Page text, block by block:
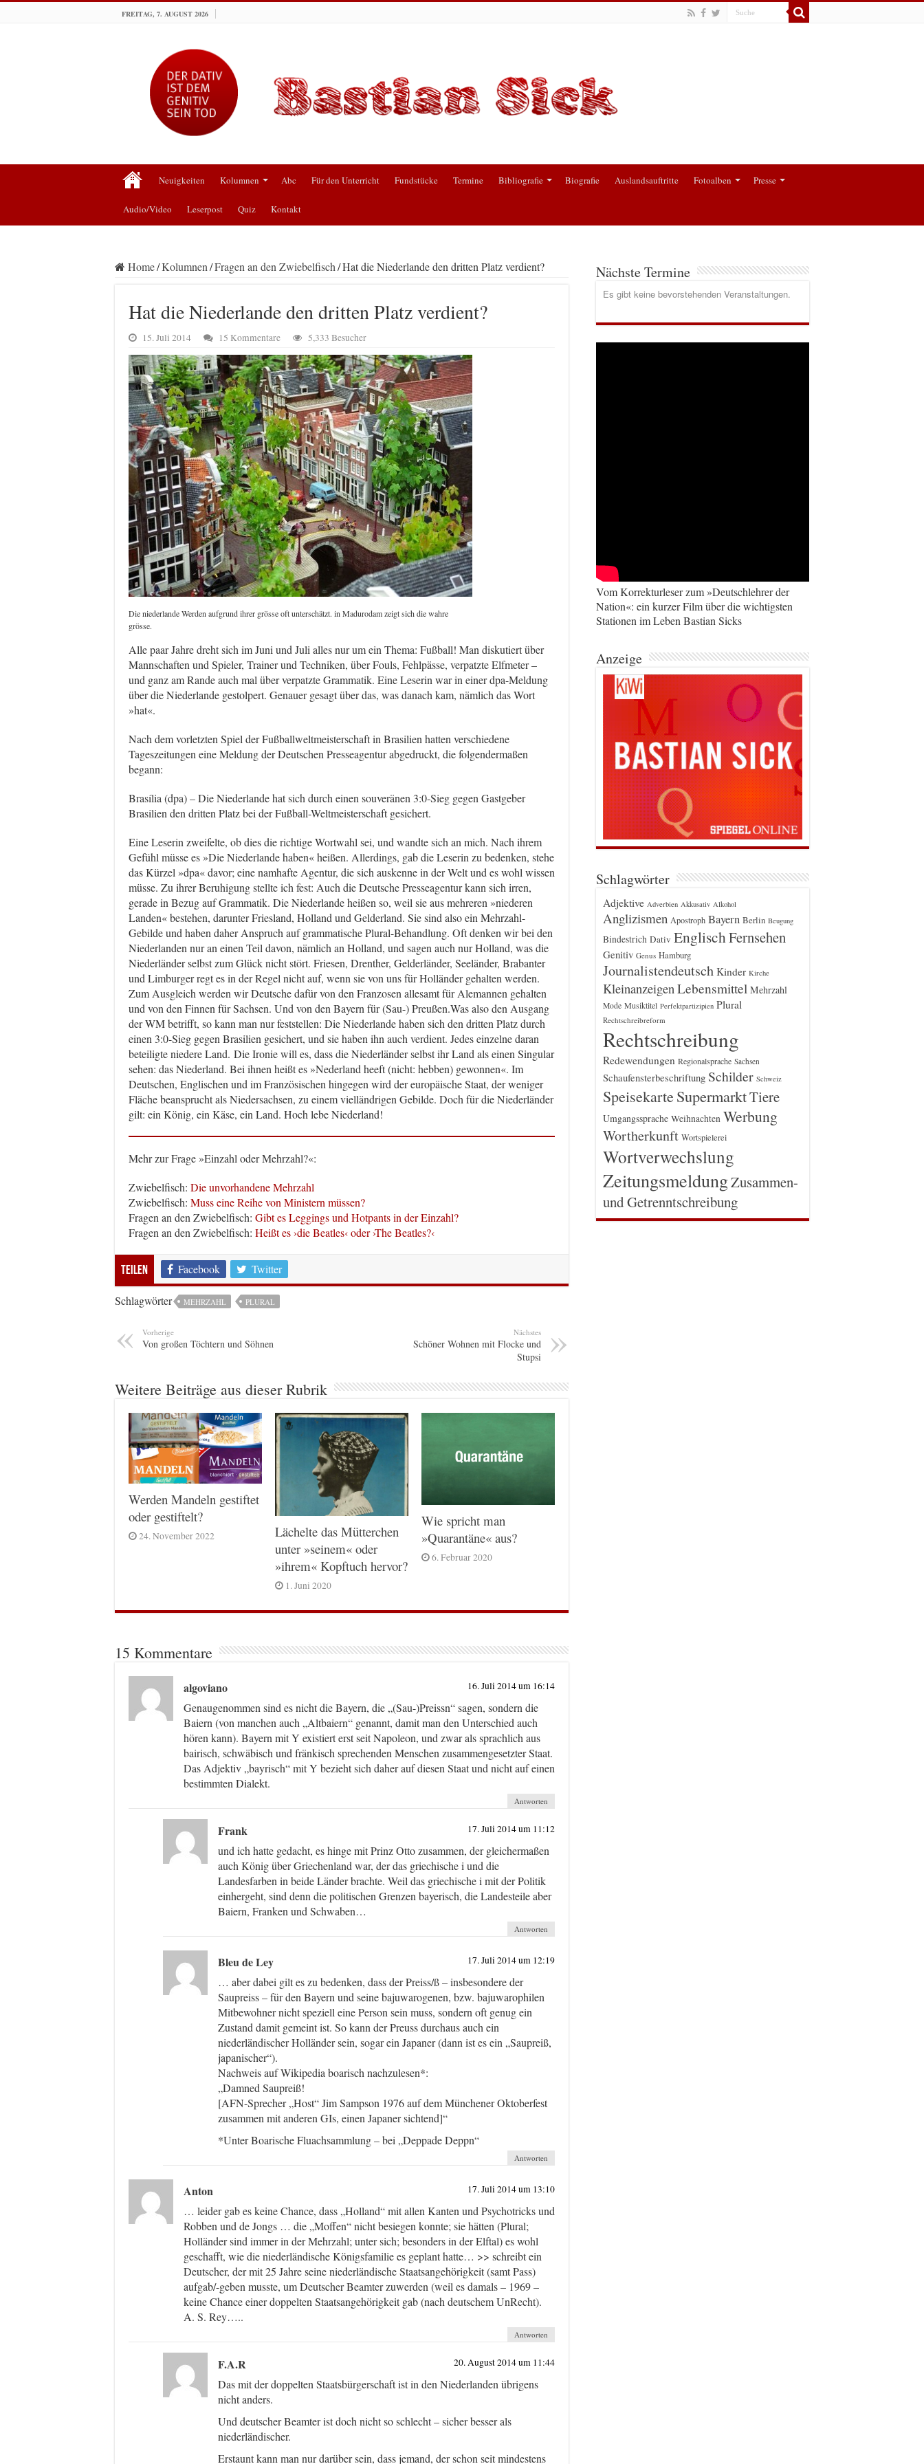
FREITAG, 7. AUGUST 2026
Neuigkeiten Kolumnen Abc Für den Unterricht Fundstücke Termine Bibliografie Biografie Auslandsauftritte Fotoalben Presse
Audio/Video Leserpost Quiz Kontakt
Home/Kolumnen/Fragen an den Zwiebelfisch/Hat die Niederlande den dritten Platz verdient?
Hat die Niederlande den dritten Platz verdient?
15. Juli 2014 15 Kommentare 5,333 Besucher
Die niederlande Werden aufgrund ihrer grösse oft unterschätzt. in Madurodam zeigt sich die wahre
grösse.
Alle paar Jahre dreht sich im Juni und Juli alles nur um ein Thema: Fußball! Man diskutiert über
Mannschaften und Spieler, Trainer und Techniken, über Fouls, Fehlpässe, verpatzte Elfmeter –
und ganz am Rande auch mal über verpatzte Grammatik. Eine Leserin war in einer dpa-Meldung
über die Niederlande gestolpert. Genauer gesagt über das, was danach kam, nämlich das Wort
»hat«.
Nach dem vorletzten Spiel der Fußballweltmeisterschaft in Brasilien hatten verschiedene
Tageszeitungen eine Meldung der Deutschen Presseagentur abgedruckt, die folgendermaßen
begann:
Brasília (dpa) – Die Niederlande hat sich durch einen souveränen 3:0-Sieg gegen Gastgeber
Brasilien den dritten Platz bei der Fußball-Weltmeisterschaft gesichert.
Eine Leserin zweifelte, ob dies die richtige Wortwahl sei, und wandte sich an mich. Nach ihrem
Gefühl müsse es »Die Niederlande haben« heißen. Allerdings, gab die Leserin zu bedenken, stehe
das Kürzel »dpa« davor; eine namhafte Agentur, die sich auskenne in der Welt und es wohl wissen
müsse. Zu ihrer Beruhigung stellte ich fest: Auch die Deutsche Presseagentur kann sich irren,
gerade in Bezug auf Grammatik. Die Niederlande heißen so, weil sie aus mehreren »niederen
Landen« bestehen, darunter Friesland, Holland und Gelderland. Sie sind also ein Mehrzahl-
Gebilde und haben daher Anspruch auf grammatische Plural-Behandlung. Oft denken wir bei den
Niederlanden nur an einen Teil davon, nämlich an Holland, und sagen auch nur Holland, was die
Niederländer selbst zum Glück nicht stört. Friesen, Drenther, Gelderländer, Seeländer, Brabanter
und Limburger regt es in der Regel nicht auf, wenn sie von uns für Holländer gehalten werden.
Zum Ausgleich werden wir Deutsche dafür von den Franzosen allesamt für Alemannen gehalten
und von den Finnen für Sachsen. Und von den Bayern für (Sau-) Preußen.Was also den Ausgang
der WM betrifft, so kann man nur feststellen: Die Niederlande haben sich den dritten Platz durch
einen 3:0-Sieg gegen Brasilien gesichert, und sie haben ihn auch verdient. Jedes einzelne daran
beteiligte niedere Land. Die Ironie will es, dass die Niederländer selbst ihr Land als einen Singular
sehen: das Niederland. Bei ihnen heißt es »Nederland heeft (nicht: hebben) gewonnen«. Im
Deutschen, Englischen und im Französischen hingegen wird der europäische Staat, der weniger
Fläche beansprucht als Niedersachsen, zu einem vielländrigen Gebilde. Doch für die Niederländer
gilt: ein König, ein Käse, ein Land. Hoch lebe Niederland!
Mehr zur Frage »Einzahl oder Mehrzahl?«:
Zwiebelfisch: Die unvorhandene Mehrzahl
Zwiebelfisch: Muss eine Reihe von Ministern müssen?
Fragen an den Zwiebelfisch: Gibt es Leggings und Hotpants in der Einzahl?
Fragen an den Zwiebelfisch: Heißt es ›die Beatles‹ oder ›The Beatles?‹
Teilen Facebook Twitter
Schlagwörter MEHRZAHL PLURAL
Vorherige
Von großen Töchtern und Söhnen
Nächstes
Schöner Wohnen mit Flocke und
Stupsi
Weitere Beiträge aus dieser Rubrik
Werden Mandeln gestiftet
oder gestiftelt?
24. November 2022
Lächelte das Mütterchen
unter »seinem« oder
»ihrem« Kopftuch hervor?
1. Juni 2020
Wie spricht man
»Quarantäne« aus?
6. Februar 2020
15 Kommentare
algoviano 16. Juli 2014 um 16:14
Genaugenommen sind es nicht die Bayern, die „(Sau-)Preissn“ sagen, sondern die
Baiern (von manchen auch „Altbaiern“ genannt, damit man den Unterschied auch
hören kann). Bayern mit Y existiert erst seit Napoleon, und zwar als sprachlich aus
bairisch, schwäbisch und fränkisch sprechenden Menschen zusammengesetzter Staat.
Das Adjektiv „bayrisch“ mit Y bezieht sich daher auf diesen Staat und nicht auf einen
bestimmten Dialekt.
Antworten
Frank 17. Juli 2014 um 11:12
und ich hatte gedacht, es hinge mit Prinz Otto zusammen, der gleichermaßen
auch König über Griechenland war, der das griechische i und die
Landesfarben in beide Länder brachte. Weil das griechische i mit der Politik
einhergeht, sind denn die politischen Grenzen bayerisch, die Landesteile aber
Baiern, Franken und Schwaben…
Antworten
Bleu de Ley 17. Juli 2014 um 12:19
… aber dabei gilt es zu bedenken, dass der Preiss/ß – insbesondere der
Saupreiss – für den Bayern und seine bajuwarogenen, bzw. bajuwarophilen
Mitbewohner nicht speziell eine Person sein muss, sondern oft genug ein
Zustand damit gemeint ist. So kann der Preuss durchaus auch ein
niederländischer Holländer sein, sogar ein Japaner (dann ist es ein „Saupreiß,
japanischer“).
Nachweis auf Wikipedia boarisch nachzulesen*:
„Damned Saupreiß!
[AFN-Sprecher „Host“ Jim Sampson 1976 auf dem Münchener Oktoberfest
zusammen mit anderen GIs, einen Japaner sichtend]“
*Unter Boarische Fluachsammlung – bei „Deppade Deppn“
Antworten
Anton 17. Juli 2014 um 13:10
… leider gab es keine Chance, dass „Holland“ mit allen Kanten und Psychotricks und
Robben und de Jongs … die „Moffen“ nicht besiegen konnte; sie hätten (Plural;
Holländer sind immer in der Mehrzahl; unter sich; besonders in der Elftal) es wohl
geschafft, wie die niederländische Königsfamilie es geplant hatte… >> schreibt ein
Deutscher, der mit 25 Jahre seine niederländische Staatsangehörigkeit (samt Pass)
aufgab/-geben musste, um Deutscher Beamter zuwerden (weil es damals – 1969 –
keine Chance einer doppelten Staatsangehörigkeit gab (nach deutschem UnRecht).
A. S. Rey…..
Antworten
F.A.R 20. August 2014 um 11:44
Das mit der doppelten Staatsbürgerschaft ist in den Niederlanden übrigens
nicht anders.
Und deutscher Beamter ist doch nicht so schlecht – sicher besser als
niederländischer.
Erstaunt kann man nur darüber sein, dass jemand, der schon seit mindestens
Nächste Termine
Es gibt keine bevorstehenden Veranstaltungen.
Vom Korrekturleser zum »Deutschlehrer der
Nation«: ein kurzer Film über die wichtigsten
Stationen im Leben Bastian Sicks
Anzeige
Schlagwörter
Adjektive Adverbien Akkusativ Alkohol
Anglizismen Apostroph Bayern Berlin Beugung
Bindestrich Dativ EnglischFernsehen
Genitiv Genus Hamburg
Journalistendeutsch Kinder Kirche
Kleinanzeigen Lebensmittel Mehrzahl
Mode Musiktitel Perfektpartizipien Plural
Rechtschreibreform
Rechtschreibung
Redewendungen Regionalsprache Sachsen
Schaufensterbeschriftung Schilder Schweiz
Speisekarte SupermarktTiere
Umgangssprache Weihnachten Werbung
Wortherkunft Wortspielerei
Wortverwechslung
ZeitungsmeldungZusammen-
und Getrenntschreibung